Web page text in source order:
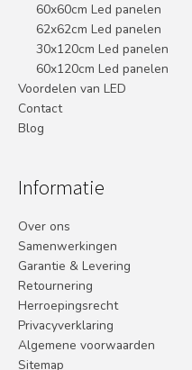
60x60cm Led panelen
62x62cm Led panelen
30x120cm Led panelen
60x120cm Led panelen
Voordelen van LED
Contact
Blog
Informatie
Over ons
Samenwerkingen
Garantie & Levering
Retournering
Herroepingsrecht
Privacyverklaring
Algemene voorwaarden
Sitemap